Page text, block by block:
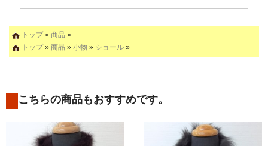
トップ» 商品 »
トップ» 商品 » 小物 » ショール »
こちらの商品もおすすめです。